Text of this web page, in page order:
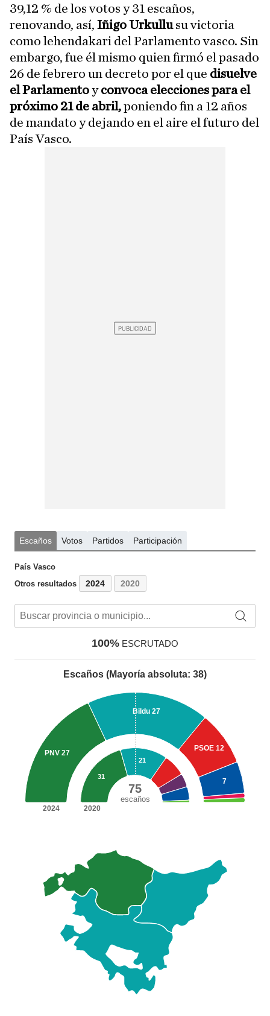
39,12 % de los votos y 31 escaños,
renovando, así, Iñigo Urkullusu victoria
como lehendakari del Parlamento vasco. Sin
embargo, fue él mismo quien firmó el pasado
26 de febrero un decreto por el que disuelve
el Parlamentoyconvoca elecciones para el
próximo 21 de abril,poniendo fin a 12 años
de mandato y dejando en el aire el futuro del
País Vasco.